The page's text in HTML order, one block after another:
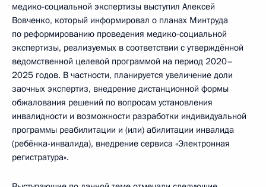
медико-социальной экспертизы выступил Алексей
Вовченко, который информировал о планах Минтруда
по реформированию проведения медико-социальной
экспертизы, реализуемых в соответствии с утверждённой
ведомственной целевой программой на период 2020–
2025 годов. В частности, планируется увеличение доли
заочных экспертиз, внедрение дистанционной формы
обжалования решений по вопросам установления
инвалидности и возможности разработки индивидуальной
программы реабилитации и (или) абилитации инвалида
(ребёнка-инвалида), внедрение сервиса «Электронная
регистратура».